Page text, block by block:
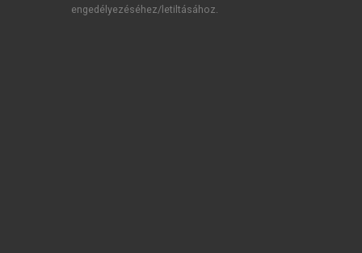
engedélyezéséhez/letiltásához.